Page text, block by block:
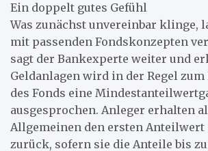
Ein doppelt gutes Gefühl
Was zunächst unvereinbar klinge,
mit passenden Fondskonzepten
sagt der Bankexperte weiter und
Geldanlagen wird in der Regel zum
des Fonds eine
ausgesprochen. Anleger erhalten
Allgemeinen den ersten
zurück, sofern sie die Anteile bis